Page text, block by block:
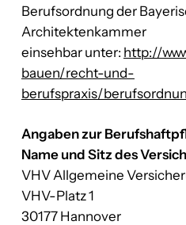
Berufsordnung der
Architektenkammer
einsehbar unter: http://
bauen/recht-und-
berufspraxis/
Angaben zur
Name und Sitz des
VHV Allgemeine
VHV-Platz 1
30177 Hannover